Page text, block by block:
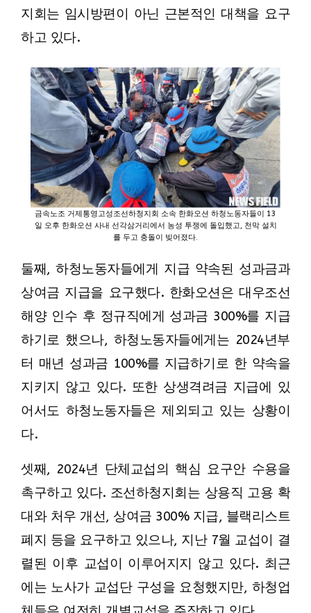
지회는 임시방편이 아닌 근본적인 대책을 요구
하고 있다.
금속노조 거제통영고성조선하청지회 소속 한화오션 하청노동자들이 13
일 오후 한화오션 사내 선각삼거리에서 농성 투쟁에 돌입했고, 천막 설치
를 두고 충돌이 빚어졌다.
둘째, 하청노동자들에게 지급 약속된 성과금과
상여금 지급을 요구했다. 한화오션은 대우조선
해양 인수 후 정규직에게 성과금 300%를 지급
하기로 했으나, 하청노동자들에게는 2024년부
터 매년 성과금 100%를 지급하기로 한 약속을
지키지 않고 있다. 또한 상생격려금 지급에 있
어서도 하청노동자들은 제외되고 있는 상황이
다.
셋째, 2024년 단체교섭의 핵심 요구안 수용을
촉구하고 있다. 조선하청지회는 상용직 고용 확
대와 처우 개선, 상여금 300% 지급, 블랙리스트
폐지 등을 요구하고 있으나, 지난 7월 교섭이 결
렬된 이후 교섭이 이루어지지 않고 있다. 최근
에는 노사가 교섭단 구성을 요청했지만, 하청업